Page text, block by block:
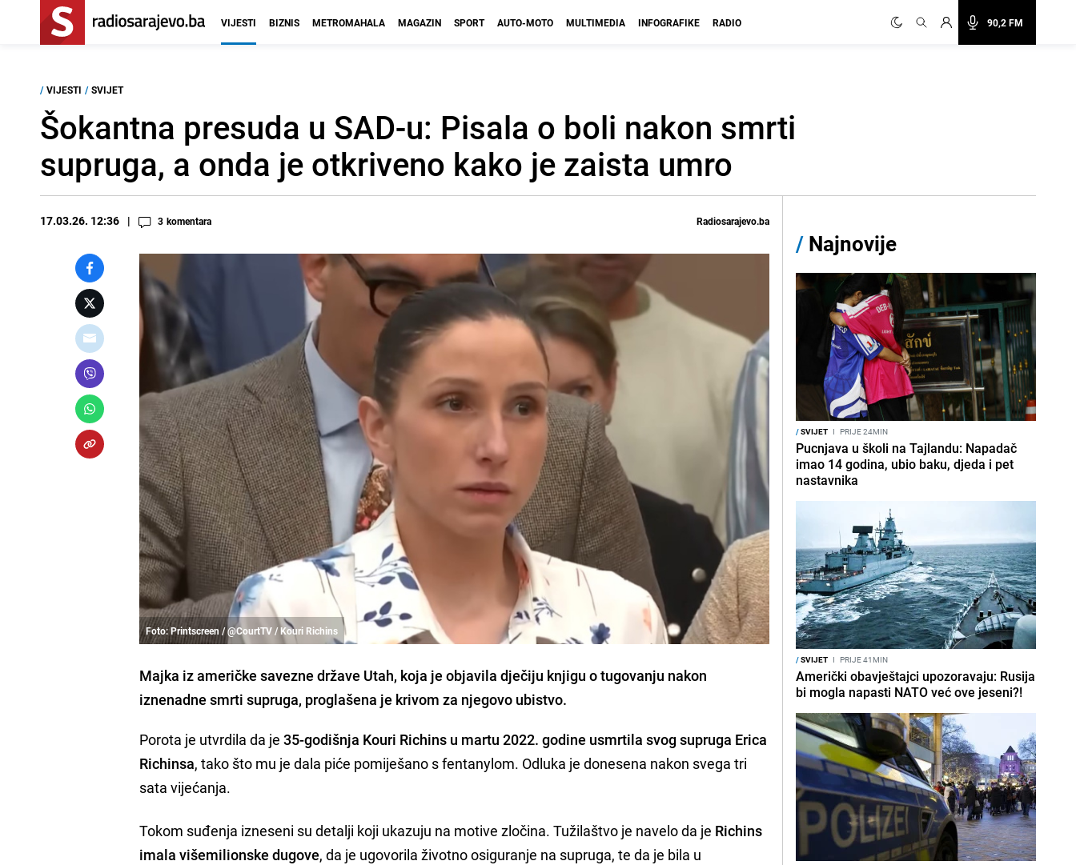
90,2 FM
VIJESTI BIZNIS METROMAHALA MAGAZIN SPORT AUTO-MOTO MULTIMEDIA INFOGRAFIKE RADIO
/ VIJESTI / SVIJET
Šokantna presuda u SAD-u: Pisala o boli nakon smrti
supruga, a onda je otkriveno kako je zaista umro
17.03.26. 12:36 3 komentara Radiosarajevo.ba
Foto: Printscreen / @CourtTV / Kouri Richins
Majka iz američke savezne države Utah, koja je objavila dječiju knjigu o tugovanju nakon
iznenadne smrti supruga, proglašena je krivom za njegovo ubistvo.
Porota je utvrdila da je 35-godišnja Kouri Richins u martu 2022. godine usmrtila svog supruga Erica
Richinsa, tako što mu je dala piće pomiješano s fentanylom. Odluka je donesena nakon svega tri
sata vijećanja.
Tokom suđenja izneseni su detalji koji ukazuju na motive zločina. Tužilaštvo je navelo da je Richins
imala višemilionske dugove, da je ugovorila životno osiguranje na supruga, te da je bila u
/ Najnovije
/SVIJET I PRIJE 24MIN
Pucnjava u školi na Tajlandu: Napadač
imao 14 godina, ubio baku, djeda i pet
nastavnika
/SVIJET I PRIJE 41MIN
Američki obavještajci upozoravaju: Rusija
bi mogla napasti NATO već ove jeseni?!